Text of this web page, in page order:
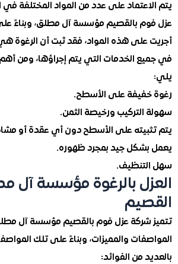
على عدد من المواد المختلفة في العزل
بالقصيم مؤسسة آل مطلق، وبناءً على
هذه المواد، فقد ثبت أن الرغوة هي الأكثر
الخدمات التي يتم إجراؤها، ومن أهم مميزات
على الأسطح.
ورخيصة الثمن.
على الأسطح دون أي عقدة أو مشاكل مع
جيد بمجرد ظهوره.
بالرغوة مؤسسة آل
عزل فوم بالقصيم مؤسسة آل مطلق
والمميزات، وبناءً على تلك المواصفات
من الفوائد: